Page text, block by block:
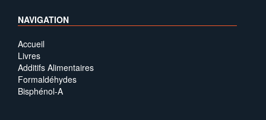
NAVIGATION
Accueil
Livres
Additifs Alimentaires
Formaldéhydes
Bisphénol-A